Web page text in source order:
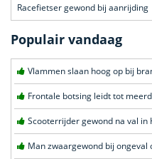
Racefietser gewond bij aanrijding
Populair vandaag
Scooterrijder gewond na val in
Man zwaargewond bij ongeval